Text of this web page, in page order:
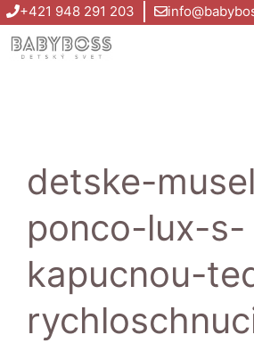
Preskočiť
na
obsah
+421 948 291 203
detske-
ponco-lux-s-
kapucnou-